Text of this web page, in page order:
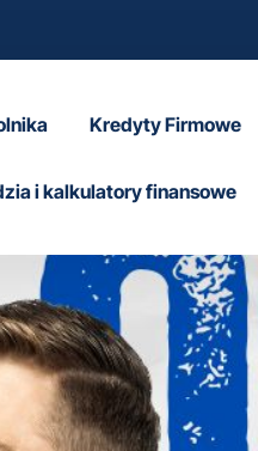
Kredyty Firmowe
i kalkulatory finansowe